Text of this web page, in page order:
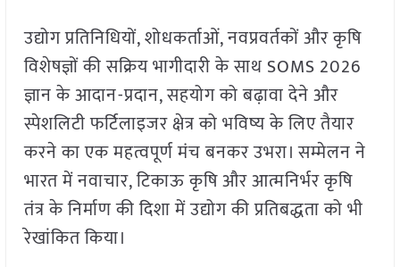
उद्योग प्रतिनिधियों, शोधकर्ताओं, नवप्रवर्तकों और कृषि
विशेषज्ञों की सक्रिय भागीदारी के साथ SOMS 2026
ज्ञान के आदान-प्रदान, सहयोग को बढ़ावा देने और
स्पेशलिटी फर्टिलाइजर क्षेत्र को भविष्य के लिए तैयार
करने का एक महत्वपूर्ण मंच बनकर उभरा। सम्मेलन ने
भारत में नवाचार, टिकाऊ कृषि और आत्मनिर्भर कृषि
तंत्र के निर्माण की दिशा में उद्योग की प्रतिबद्धता को भी
रेखांकित किया।